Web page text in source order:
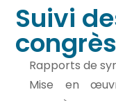
Suivi
congrès
Rapports de
Mise en